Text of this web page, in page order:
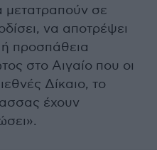
μετατραπούν σε
να αποτρέψει
προσπάθεια
στο Αιγαίο που οι
Δίκαιο, το
έχουν